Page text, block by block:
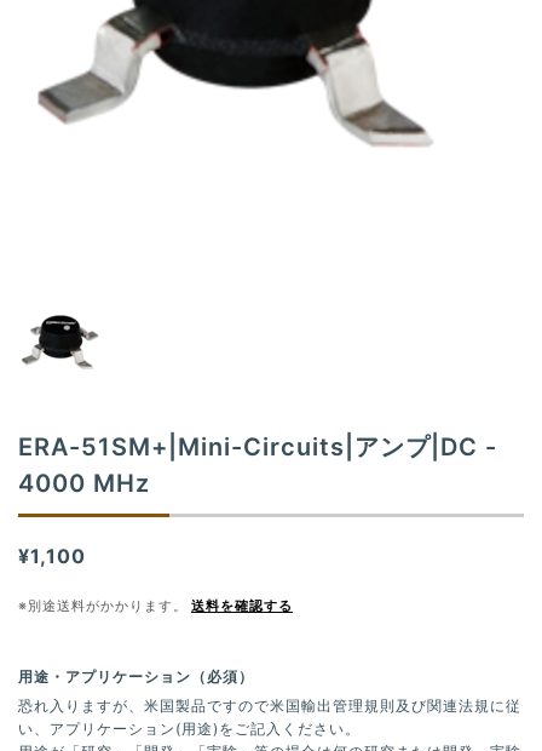
n
ERA-51SM+|Mini-Circuits|アンプ|DC -
4000 MHz
¥1,100
※別途送料がかかります。 送料を確認する
用途・アプリケーション（必須）
恐れ入りますが、米国製品ですので米国輸出管理規則及び関連法規に従
い、アプリケーション(用途)をご記入ください。